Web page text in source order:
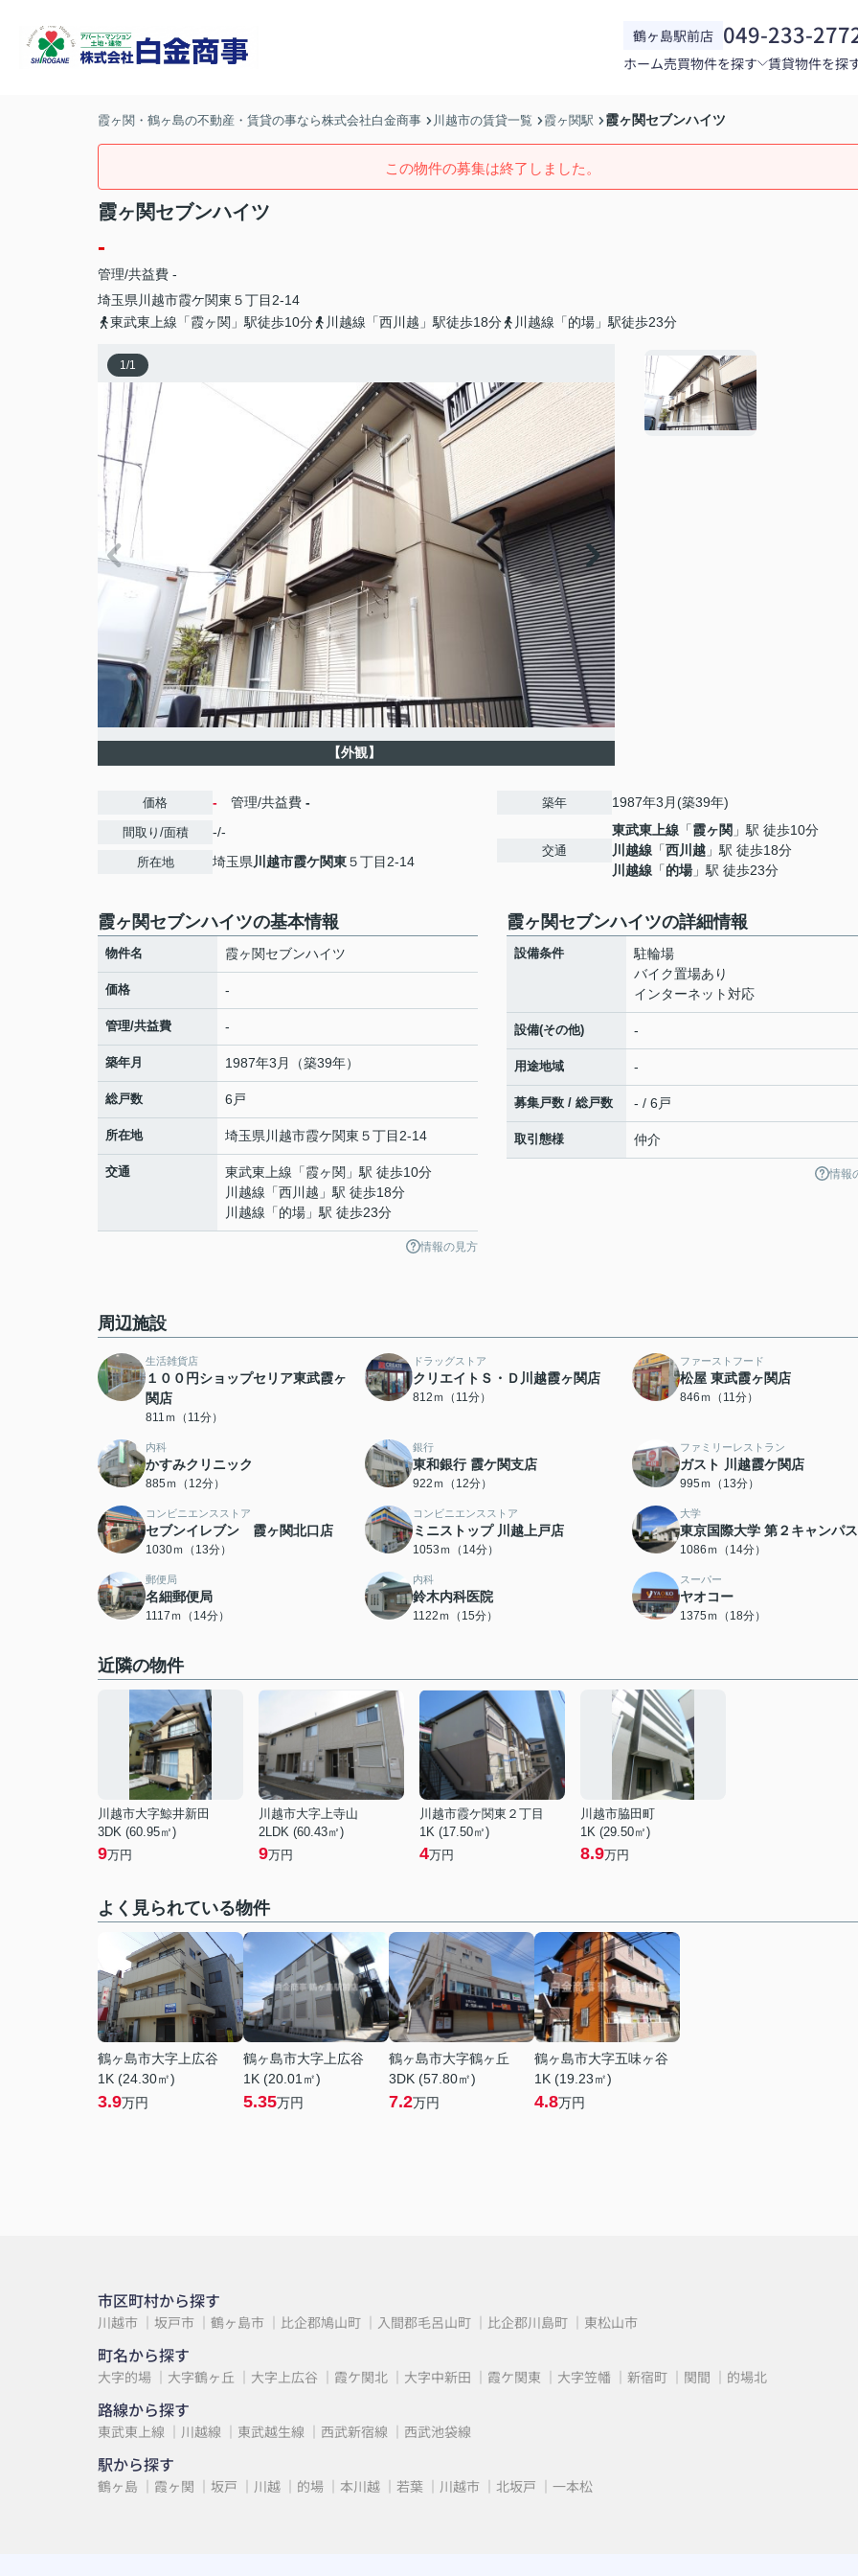
鶴ヶ島駅前店 049-233-
ホーム売買物件を探す 賃貸物件を探
霞ヶ関・鶴ヶ島の不動産・賃貸の事なら株式会社白金商事 川越市の賃貸一覧 霞ヶ関駅 霞ヶ関セブンハイツ
この物件の募集は終了しました。
霞ヶ関セブンハイツ
-
管理/共益費 -
埼玉県 川越市霞ケ関東 ５丁目2-14
東武東上線「霞ヶ関」駅徒歩10分
川越線「西川越」駅徒歩18分 川越線「的場」駅徒歩23分
1/1
【外観】
価格 - 管理/共益費 -
間取り/面積 -/-
所在地 埼玉県川越市霞ケ関東５丁目2-14
築年 1987年3月(築39年)
交通
東武東上線 「霞ヶ関 」駅 徒歩10分
川越線 「西川越 」駅 徒歩18分
川越線 「的場」駅 徒歩23分
霞ヶ関セブンハイツの基本情報
物件名 霞ヶ関セブンハイツ
価格 -
管理/共益費 -
築年月 1987年3月（築39年）
総戸数 6戸
所在地 埼玉県 川越市霞ケ関東 ５丁目2-14
交通 東武東上線 「霞ヶ関 」駅 徒歩10分
川越線 「西川越 」駅 徒歩18分
川越線 「的場 」駅 徒歩23分
情報の見方
霞ヶ関セブンハイツの詳細情報
設備条件
駐輪場
バイク置場あり
インターネット対応
設備(その他) -
用途地域 -
募集戸数 / 総戸数 - / 6戸
取引態様 仲介
情報
周辺施設
生活雑貨店
１００円ショップセリア東武霞ヶ
関店
811ｍ（11分）
ドラッグストア
クリエイトＳ・Ｄ川越霞ヶ関店
812ｍ（11分）
ファーストフード
松屋 東武霞ヶ関店
846ｍ（11分）
内科
かすみクリニック
885ｍ（12分）
銀行
東和銀行 霞ケ関支店
922ｍ（12分）
ファミリーレストラン
ガスト 川越霞ケ関店
995ｍ（13分）
コンビニエンスストア
セブンイレブン 霞ヶ関北口店
1030ｍ（13分）
コンビニエンスストア
ミニストップ 川越上戸店
1053ｍ（14分）
大学
東京国際大学 第２キャンパス
1086ｍ（14分）
郵便局
名細郵便局
1117ｍ（14分）
内科
鈴木内科医院
1122ｍ（15分）
スーパー
ヤオコー
1375ｍ（18分）
近隣の物件
川越市大字鯨井新田
3DK (60.95㎡)
9万円
川越市大字上寺山
2LDK (60.43㎡)
9万円
川越市霞ケ関東２丁目
1K (17.50㎡)
4万円
川越市脇田町
1K (29.50㎡)
8.9万円
よく見られている物件
鶴ヶ島市大字上広谷
1K (24.30㎡)
3.9万円
鶴ヶ島市大字上広谷
1K (20.01㎡)
5.35万円
鶴ヶ島市大字鶴ヶ丘
3DK (57.80㎡)
7.2万円
鶴ヶ島市大字五味ヶ谷
1K (19.23㎡)
4.8万円
市区町村から探す
川越市 坂戸市 鶴ヶ島市 比企郡鳩山町 入間郡毛呂山町 比企郡川島町 東松山市
町名から探す
大字的場 大字鶴ヶ丘 大字上広谷 霞ケ関北 大字中新田 霞ケ関東 大字笠幡 新宿町 関間 的場北
路線から探す
東武東上線 川越線 東武越生線 西武新宿線 西武池袋線
駅から探す
鶴ヶ島 霞ヶ関 坂戸 川越 的場 本川越 若葉 川越市 北坂戸 一本松